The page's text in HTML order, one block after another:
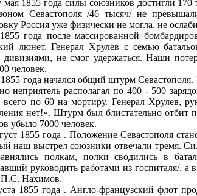
мая 1855 года силы со­юзников достигли
Севастополя /46 тысяч/ не
Россия уже физически не могла, не
года после массированной
люнет. Генерал Хрулев с семью
не смог удержаться. Наши
человек.
года начался общий штурм
неприятель располагал по 400 - 500
по 60 на мортиру. Генерал Хрулев,
нет!». Штурм был блистательно отбит
убыло 7000 человек.
1855 года . Положение Севастополя
наш выстрел союзники отвечали тремя.
полкам, полки сводились в
руководить работами из госпиталя/, а
П.С. Нахимов.
1855 года . Англо-французский флот